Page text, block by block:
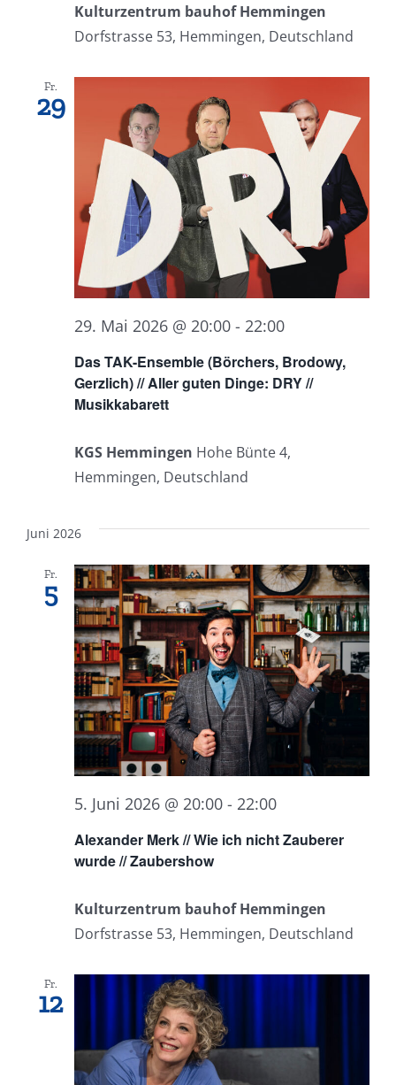
Kulturzentrum bauhof Hemmingen
Dorfstrasse 53, Hemmingen, Deutschland
Fr.
29
Das TAK-Ensemble (Börchers, Brodowy,
Gerzlich) // Aller guten Dinge: DRY //
Musikkabarett
29. Mai 2026 @ 20:00 - 22:00
KGS Hemmingen Hohe Bünte 4,
Hemmingen, Deutschland
Juni 2026
Fr.
5
Alexander Merk // Wie ich nicht Zauberer
wurde // Zaubershow
5. Juni 2026 @ 20:00 - 22:00
Kulturzentrum bauhof Hemmingen
Dorfstrasse 53, Hemmingen, Deutschland
Fr.
12